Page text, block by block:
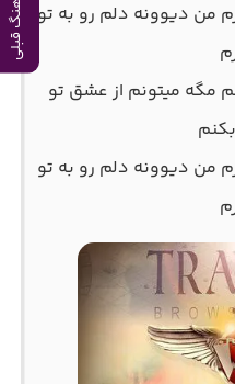
آهنگ قبلی من دیوونه دلم رو به تو
مگه میتونم از عشق تو
من دیوونه دلم رو به تو